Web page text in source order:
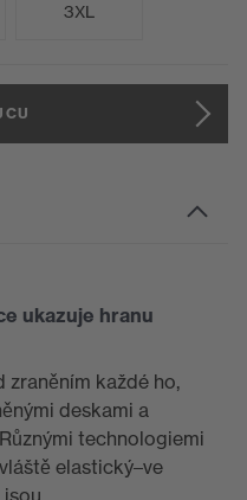
3XL
ukazuje hranu
zraněním každé ho,
deskami a
technologiemi
elastický–ve